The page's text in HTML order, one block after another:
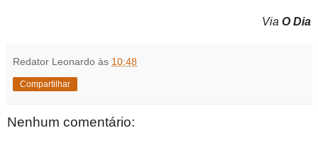
Via O Dia
Redator Leonardo às 10:48
Compartilhar
Nenhum comentário: